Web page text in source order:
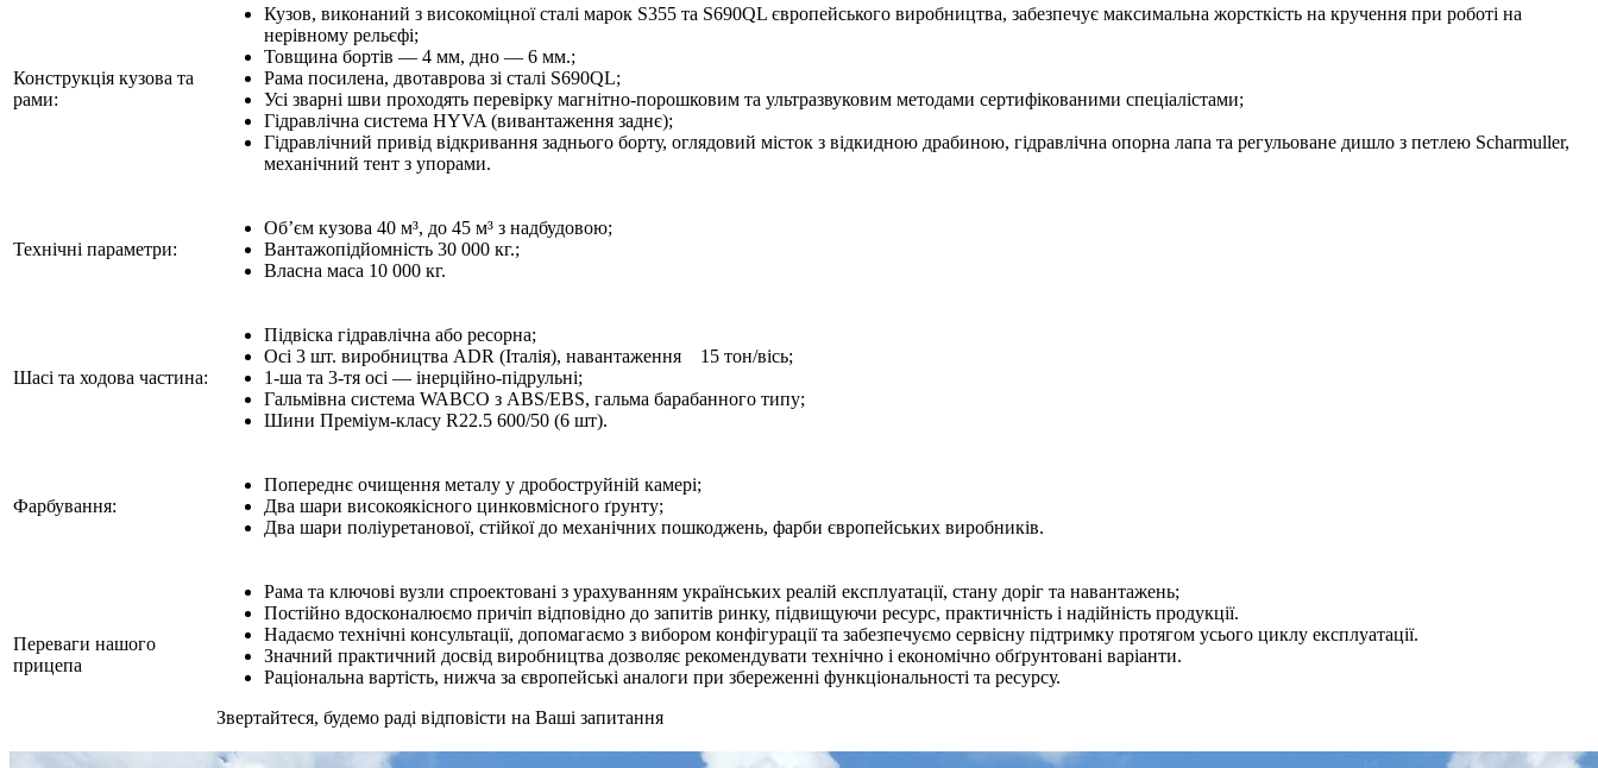
Конструкція кузова та
рами:
Кузов, виконаний з високоміцної сталі марок S355 та S690QL європейського виробництва, забезпечує максимальна жорсткість на кручення при роботі на
нерівному рельєфі;
Товщина бортів — 4 мм, дно — 6 мм.;
Рама посилена, двотаврова зі сталі S690QL;
Усі зварні шви проходять перевірку магнітно-порошковим та ультразвуковим методами сертифікованими спеціалістами;
Гідравлічна система HYVA (вивантаження заднє);
Гідравлічний привід відкривання заднього борту, оглядовий місток з відкидною драбиною, гідравлічна опорна лапа та регульоване дишло з петлею Scharmuller,
механічний тент з упорами.
Технічні параметри:
Об’єм кузова 40 м³, до 45 м³ з надбудовою;
Вантажопідйомність 30 000 кг.;
Власна маса 10 000 кг.
Шасі та ходова частина:
Підвіска гідравлічна або ресорна;
Осі 3 шт. виробництва ADR (Італія), навантаження 15 тон/вісь;
1-ша та 3-тя осі — інерційно-підрульні;
Гальмівна система WABCO з ABS/EBS, гальма барабанного типу;
Шини Преміум-класу R22.5 600/50 (6 шт).
Фарбування:
Попереднє очищення металу у дробоструйній камері;
Два шари високоякісного цинковмісного ґрунту;
Два шари поліуретанової, стійкої до механічних пошкоджень, фарби європейських виробників.
Переваги нашого
прицепа
Рама та ключові вузли спроектовані з урахуванням українських реалій експлуатації, стану доріг та навантажень;
Постійно вдосконалюємо причіп відповідно до запитів ринку, підвищуючи ресурс, практичність і надійність продукції.
Надаємо технічні консультації, допомагаємо з вибором конфігурації та забезпечуємо сервісну підтримку протягом усього циклу експлуатації.
Значний практичний досвід виробництва дозволяє рекомендувати технічно і економічно обґрунтовані варіанти.
Раціональна вартість, нижча за європейські аналоги при збереженні функціональності та ресурсу.
Звертайтеся, будемо раді відповісти на Ваші запитання